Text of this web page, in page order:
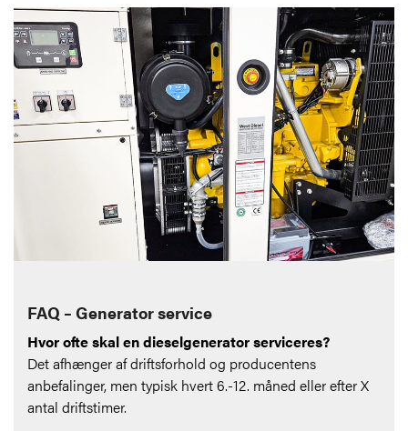
FAQ – Generator service
Hvor ofte skal en dieselgenerator serviceres?
Det afhænger af driftsforhold og producentens
anbefalinger, men typisk hvert 6.-12. måned eller efter X
antal driftstimer.